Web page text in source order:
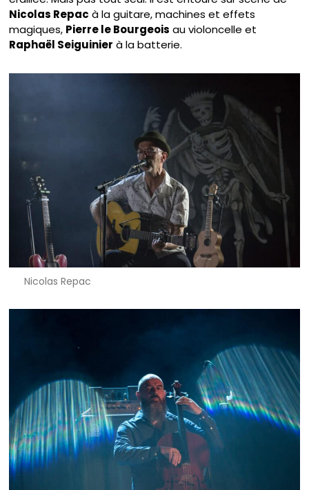
Nicolas Repac à la guitare, machines et effets
magiques, Pierre le Bourgeois au violoncelle et
Raphaël Seiguinier à la batterie.
Nicolas Repac